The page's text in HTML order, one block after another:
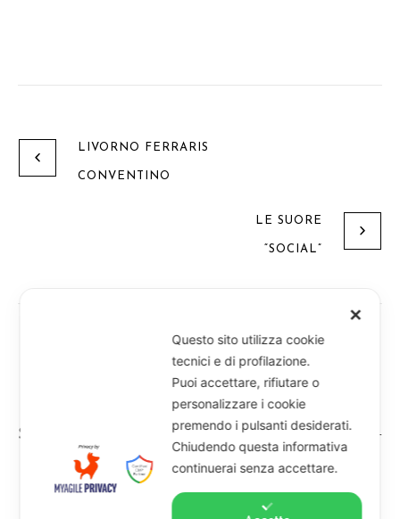
LIVORNO FERRARIS
CONVENTINO
LE SUORE
“SOCIAL”
Suore di S. Maria di Loreto - Piazza d'Angennes, 4 -
13100 Vercelli - Telefono 0161 25 54 25
✕
Questo sito utilizza cookie
tecnici e di profilazione.
Puoi accettare, rifiutare o
personalizzare i cookie
premendo i pulsanti desiderati.
Chiudendo questa informativa
continuerai senza accettare.